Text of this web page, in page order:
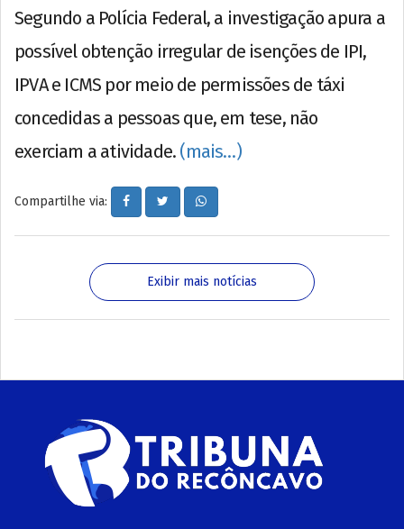
Segundo a Polícia Federal, a investigação apura a
possível obtenção irregular de isenções de IPI,
IPVA e ICMS por meio de permissões de táxi
concedidas a pessoas que, em tese, não
exerciam a atividade. (mais…)
Compartilhe via:
Exibir mais notícias